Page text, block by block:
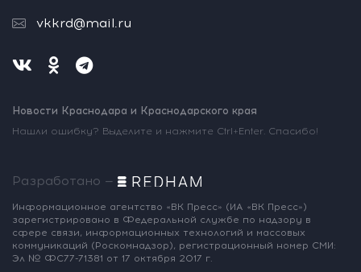
vkkrd@mail.ru
Новости Краснодара и Краснодарского края
Нашли ошибку? Выделите и нажмите Ctrl+Enter. Спасибо!
Разработано —
Информационное агентство «ВК Пресс» (ИА «ВК Пресс»)
зарегистрировано в Федеральной службе по надзору в
сфере связи, информационных технологий и массовых
коммуникаций (Роскомнадзор), регистрационный номер СМИ:
Эл № ФС77-71381 от 17 октября 2017 г.